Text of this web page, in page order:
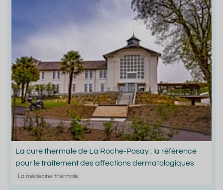
La cure thermale de La Roche-Posay : la référence
pour le traitement des affections dermatologiques
La médecine thermale